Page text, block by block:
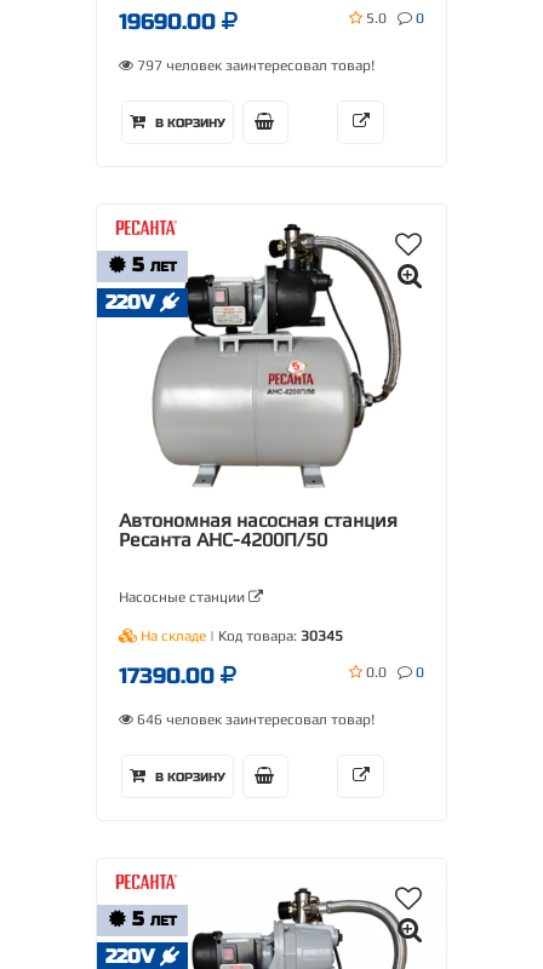
19690.00 5.0 0
797 человек заинтересовал товар!
В КОРЗИНУ
5 ЛЕТ
220V
Автономная насосная станция
Ресанта АНС-4200П/50
Насосные станции
На складе | Код товара: 30345
17390.00 0.0 0
646 человек заинтересовал товар!
В КОРЗИНУ
5 ЛЕТ
220V